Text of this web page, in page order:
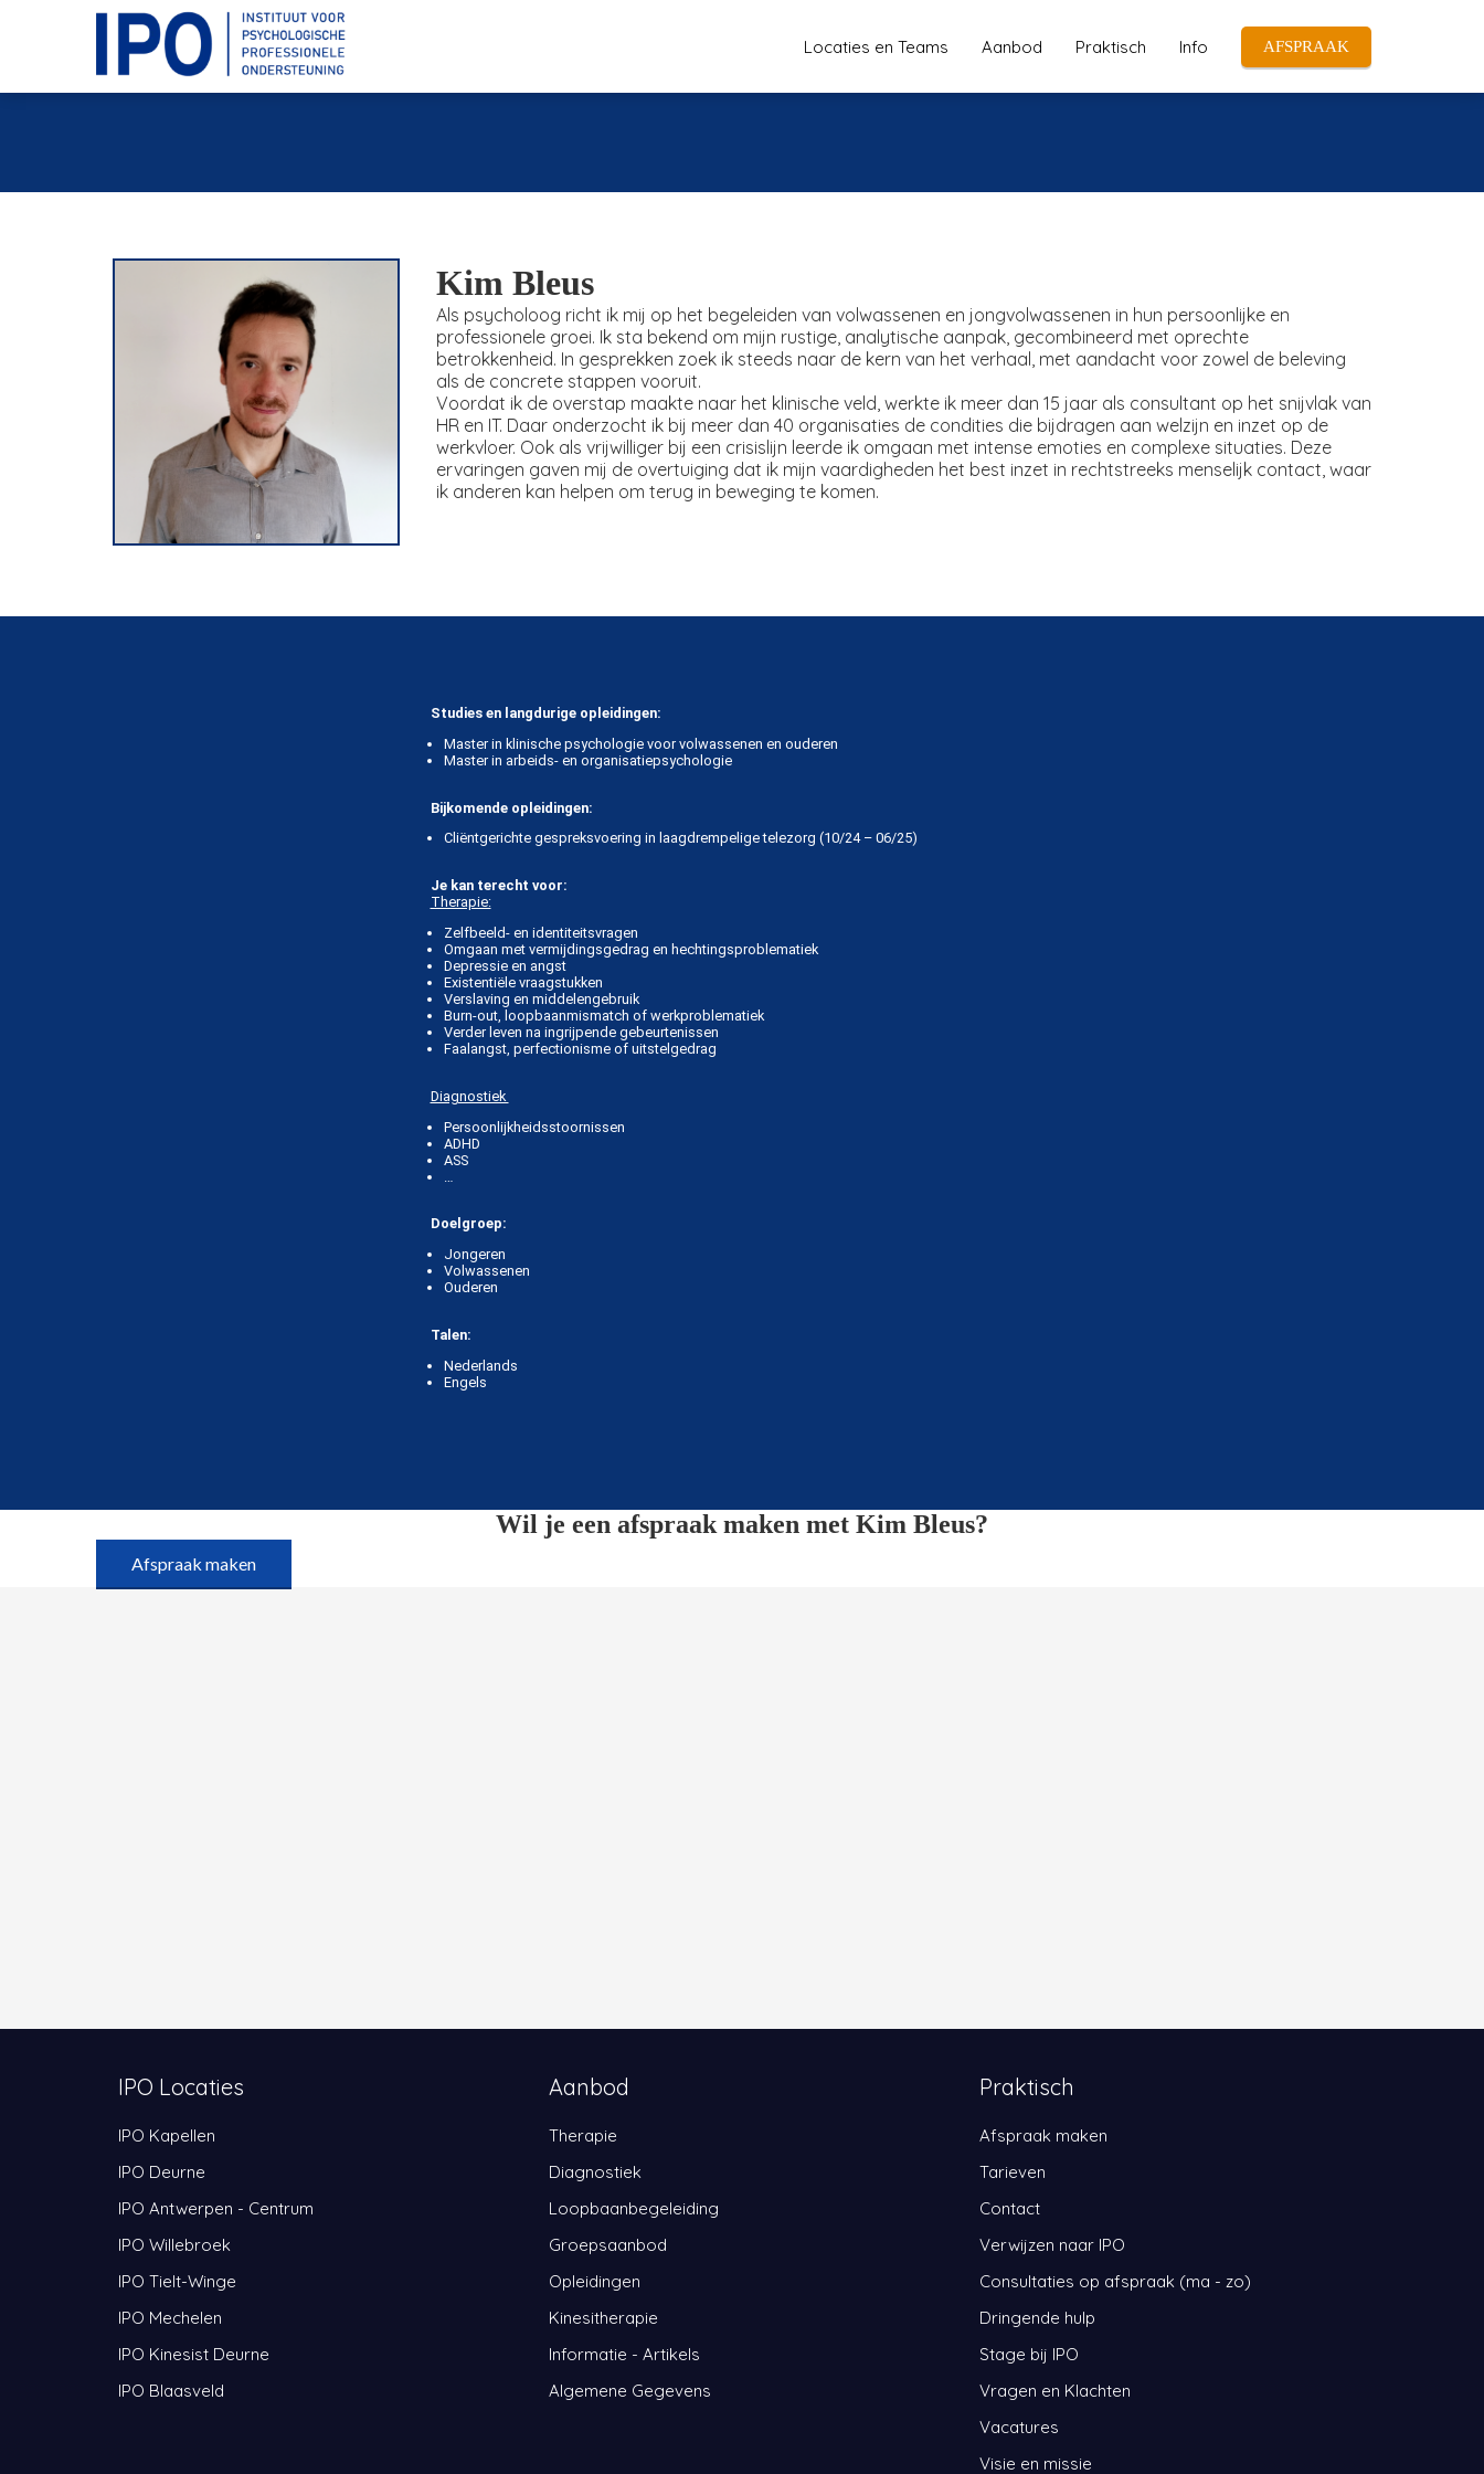
Locaties en Teams Aanbod Praktisch Info AFSPRAAK
Kim Bleus
Als psycholoog richt ik mij op het begeleiden van volwassenen en jongvolwassenen in hun persoonlijke en
professionele groei. Ik sta bekend om mijn rustige, analytische aanpak, gecombineerd met oprechte
betrokkenheid. In gesprekken zoek ik steeds naar de kern van het verhaal, met aandacht voor zowel de beleving
als de concrete stappen vooruit.
Voordat ik de overstap maakte naar het klinische veld, werkte ik meer dan 15 jaar als consultant op het snijvlak van
HR en IT. Daar onderzocht ik bij meer dan 40 organisaties de condities die bijdragen aan welzijn en inzet op de
werkvloer. Ook als vrijwilliger bij een crisislijn leerde ik omgaan met intense emoties en complexe situaties. Deze
ervaringen gaven mij de overtuiging dat ik mijn vaardigheden het best inzet in rechtstreeks menselijk contact, waar
ik anderen kan helpen om terug in beweging te komen.
Studies en langdurige opleidingen:
Master in klinische psychologie voor volwassenen en ouderen
Master in arbeids- en organisatiepsychologie
Bijkomende opleidingen:
Cliëntgerichte gespreksvoering in laagdrempelige telezorg (10/24 – 06/25)
Je kan terecht voor:
Therapie:
Zelfbeeld- en identiteitsvragen
Omgaan met vermijdingsgedrag en hechtingsproblematiek
Depressie en angst
Existentiële vraagstukken
Verslaving en middelengebruik
Burn-out, loopbaanmismatch of werkproblematiek
Verder leven na ingrijpende gebeurtenissen
Faalangst, perfectionisme of uitstelgedrag
Diagnostiek
Persoonlijkheidsstoornissen
ADHD
ASS
Doelgroep:
Jongeren
Volwassenen
Ouderen
Talen:
Nederlands
Engels
Wil je een afspraak maken met Kim Bleus?
Afspraak maken
IPO Locaties
IPO Kapellen
IPO Deurne
IPO Antwerpen - Centrum
IPO Willebroek
IPO Tielt-Winge
IPO Mechelen
IPO Kinesist Deurne
IPO Blaasveld
Aanbod
Therapie
Diagnostiek
Loopbaanbegeleiding
Groepsaanbod
Opleidingen
Kinesitherapie
Informatie - Artikels
Algemene Gegevens
Praktisch
Afspraak maken
Tarieven
Contact
Verwijzen naar IPO
Consultaties op afspraak (ma - zo)
Dringende hulp
Stage bij IPO
Vragen en Klachten
Vacatures
Visie en missie